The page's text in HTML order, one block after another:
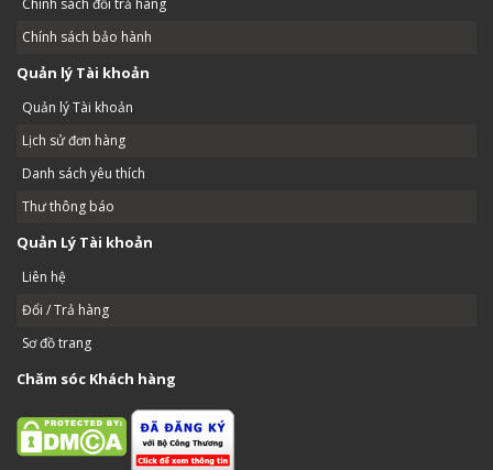
Chính sách đổi trả hàng
Chính sách bảo hành
Quản lý Tài khoản
Quản lý Tài khoản
Lịch sử đơn hàng
Danh sách yêu thích
Thư thông báo
Quản Lý Tài khoản
Liên hệ
Đổi / Trả hàng
Sơ đồ trang
Chăm sóc Khách hàng